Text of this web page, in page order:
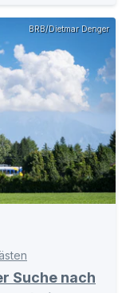
BRB/Dietmar Denger
Suche nach